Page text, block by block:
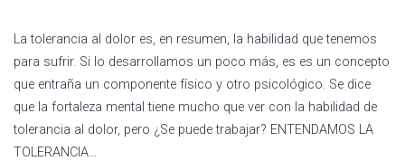
La tolerancia al dolor es, en resumen, la habilidad que tenemos
para sufrir. Si lo desarrollamos un poco más, es es un concepto
que entraña un componente físico y otro psicológico. Se dice
que la fortaleza mental tiene mucho que ver con la habilidad de
tolerancia al dolor, pero ¿Se puede trabajar? ENTENDAMOS LA
TOLERANCIA…